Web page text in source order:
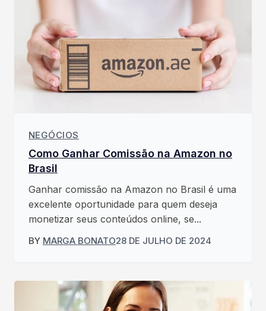
NEGÓCIOS
Como Ganhar Comissão na Amazon no
Brasil
Ganhar comissão na Amazon no Brasil é uma
excelente oportunidade para quem deseja
monetizar seus conteúdos online, se...
BY MARGA BONATO28 DE JULHO DE 2024